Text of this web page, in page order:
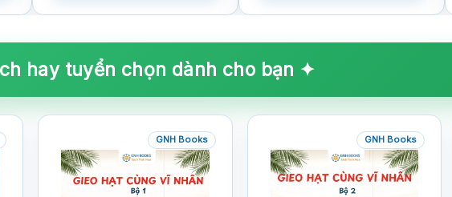
hay tuyển chọn dành cho bạn ✦
GNH Books GNH Books